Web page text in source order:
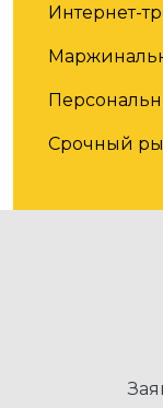
Интернет-
Срочный